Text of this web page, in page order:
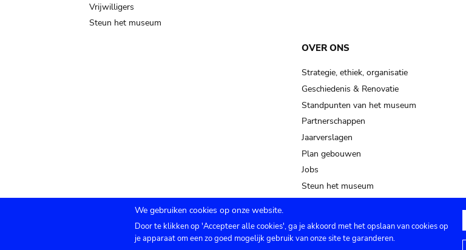
Vrijwilligers
Steun het museum
OVER ONS
Strategie, ethiek, organisatie
Geschiedenis & Renovatie
Standpunten van het museum
Partnerschappen
Jaarverslagen
Plan gebouwen
Jobs
Steun het museum
Submenu
Agenda Pers Zaalverhuur Contact Privacy instellingen
We gebruiken cookies op onze website.
Door te klikken op 'Accepteer alle cookies', ga je akkoord met het opslaan van cookies op
je apparaat om een zo goed mogelijk gebruik van onze site te garanderen.